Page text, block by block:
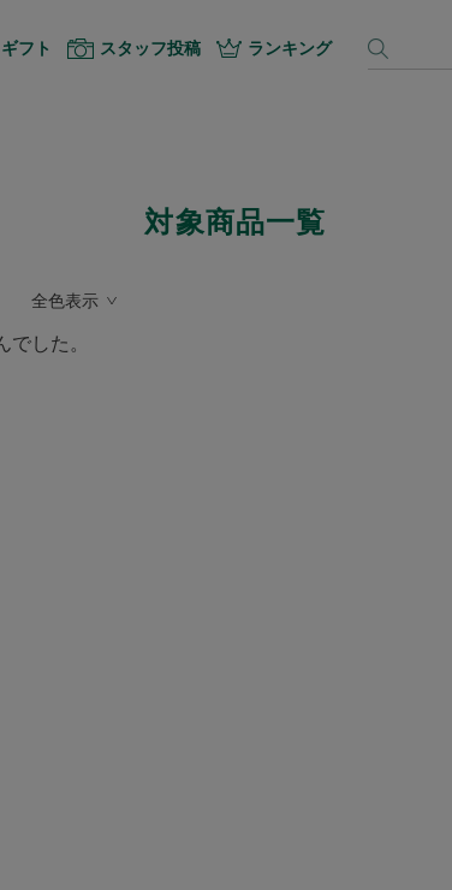
ギフト スタッフ投稿 ランキング
対象商品一覧
全色表示
した。